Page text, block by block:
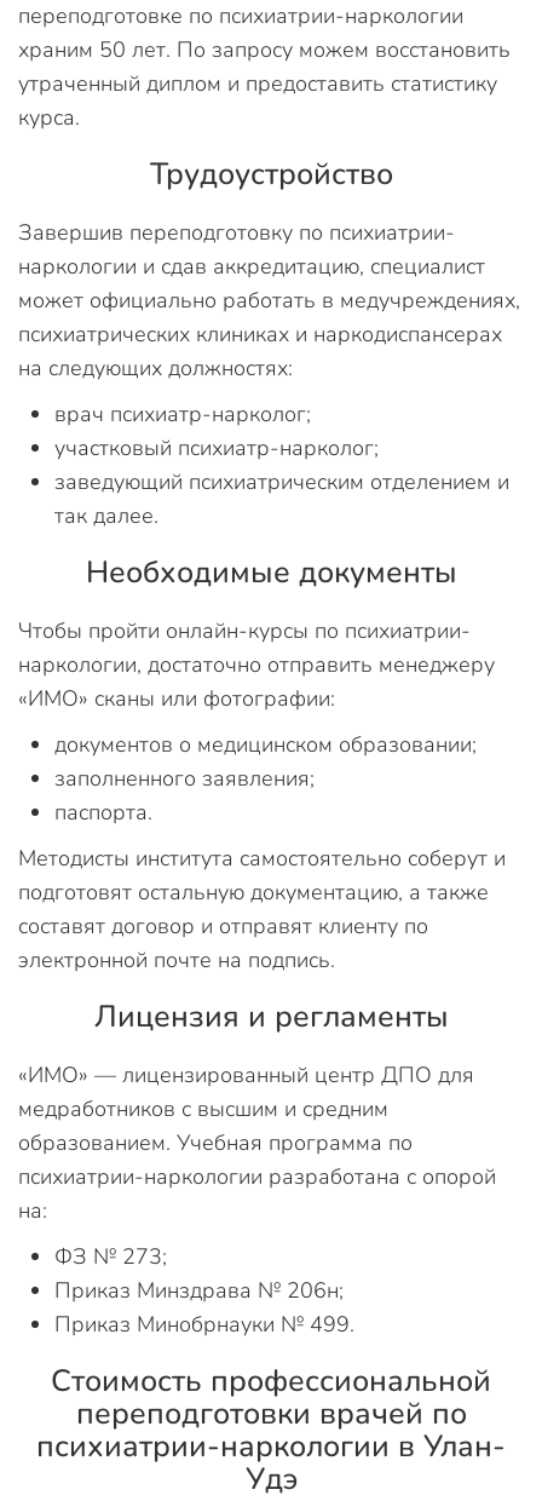
переподготовке по психиатрии-наркологии
храним 50 лет. По запросу можем восстановить
утраченный диплом и предоставить статистику
курса.
Трудоустройство
Завершив переподготовку по психиатрии-
наркологии и сдав аккредитацию, специалист
может официально работать в медучреждениях,
психиатрических клиниках и наркодиспансерах
на следующих должностях:
врач психиатр-нарколог;
участковый психиатр-нарколог;
заведующий психиатрическим отделением и
так далее.
Необходимые документы
Чтобы пройти онлайн-курсы по психиатрии-
наркологии, достаточно отправить менеджеру
«ИМО» сканы или фотографии:
документов о медицинском образовании;
заполненного заявления;
паспорта.
Методисты института самостоятельно соберут и
подготовят остальную документацию, а также
составят договор и отправят клиенту по
электронной почте на подпись.
Лицензия и регламенты
«ИМО» — лицензированный центр ДПО для
медработников с высшим и средним
образованием. Учебная программа по
психиатрии-наркологии разработана с опорой
на:
ФЗ № 273;
Приказ Минздрава № 206н;
Приказ Минобрнауки № 499.
Стоимость профессиональной
переподготовки врачей по
психиатрии-наркологии в Улан-
Удэ